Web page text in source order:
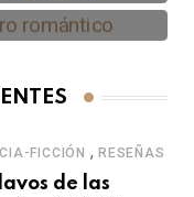
FICCIÓN , RESEÑAS
de las